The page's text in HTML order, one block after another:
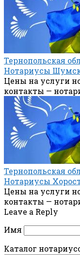
Тернопольская
Нотариусы
Цены на услуги
контакты —
Тернопольская
Нотариусы
Цены на услуги
контакты —
Leave a Reply
Имя
Каталог